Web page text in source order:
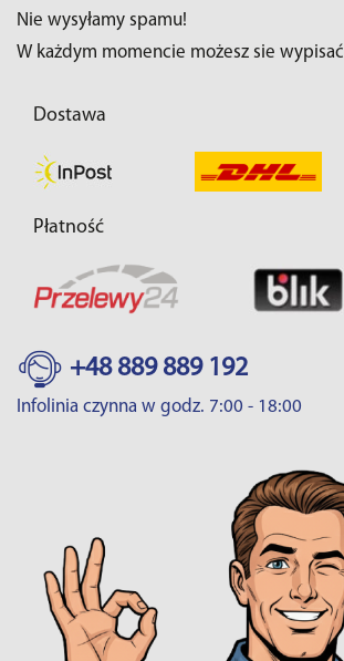
Nie wysyłamy spamu!
W każdym momencie możesz sie wypisać
Dostawa
Płatność
+48 889 889 192
Infolinia czynna w godz. 7:00 - 18:00